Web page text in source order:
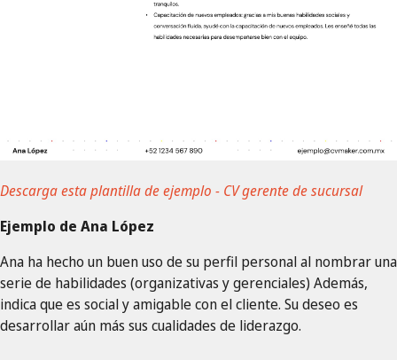
Descarga esta plantilla de ejemplo - CV gerente de sucursal
Ejemplo de Ana López
Ana ha hecho un buen uso de su perfil personal al nombrar una
serie de habilidades (organizativas y gerenciales) Además,
indica que es social y amigable con el cliente. Su deseo es
desarrollar aún más sus cualidades de liderazgo.